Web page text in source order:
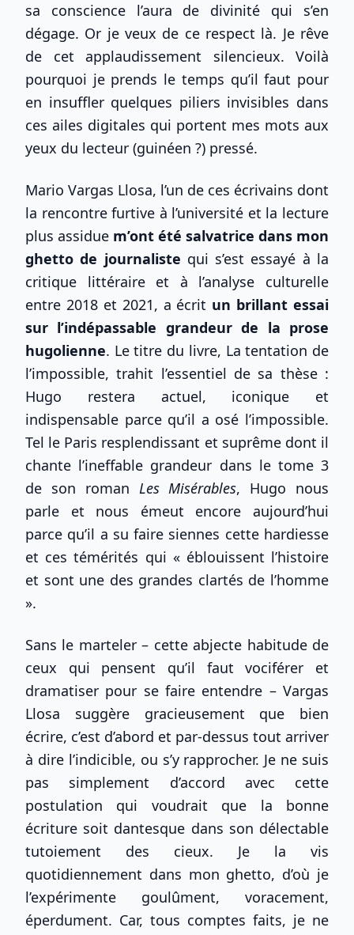
sa conscience l’aura de divinité qui s’en
dégage. Or je veux de ce respect là. Je rêve
de cet applaudissement silencieux. Voilà
pourquoi je prends le temps qu’il faut pour
en insuffler quelques piliers invisibles dans
ces ailes digitales qui portent mes mots aux
yeux du lecteur (guinéen ?) pressé.
Mario Vargas Llosa, l’un de ces écrivains dont
la rencontre furtive à l’université et la lecture
plus assidue m’ont été salvatrice dans mon
ghetto de journaliste qui s’est essayé à la
critique littéraire et à l’analyse culturelle
entre 2018 et 2021, a écrit un brillant essai
sur l’indépassable grandeur de la prose
hugolienne. Le titre du livre, La tentation de
l’impossible, trahit l’essentiel de sa thèse :
Hugo restera actuel, iconique et
indispensable parce qu’il a osé l’impossible.
Tel le Paris resplendissant et suprême dont il
chante l’ineffable grandeur dans le tome 3
de son roman Les Misérables, Hugo nous
parle et nous émeut encore aujourd’hui
parce qu’il a su faire siennes cette hardiesse
et ces témérités qui « éblouissent l’histoire
et sont une des grandes clartés de l’homme
».
Sans le marteler – cette abjecte habitude de
ceux qui pensent qu’il faut vociférer et
dramatiser pour se faire entendre – Vargas
Llosa suggère gracieusement que bien
écrire, c’est d’abord et par-dessus tout arriver
à dire l’indicible, ou s’y rapprocher. Je ne suis
pas simplement d’accord avec cette
postulation qui voudrait que la bonne
écriture soit dantesque dans son délectable
tutoiement des cieux. Je la vis
quotidiennement dans mon ghetto, d’où je
l’expérimente goulûment, voracement,
éperdument. Car, tous comptes faits, je ne